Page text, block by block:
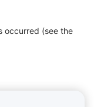
occurred (see the